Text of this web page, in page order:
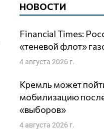
НОВОСТИ
Financial Times:
«теневой флот»
4 августа 2026 г.
Кремль может
мобилизацию
«выборов»
4 августа 2026 г.